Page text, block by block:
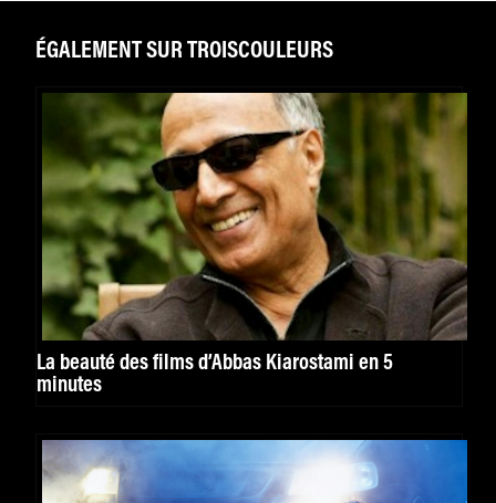
ÉGALEMENT SUR TROISCOULEURS
La beauté des films d’Abbas Kiarostami en 5
minutes